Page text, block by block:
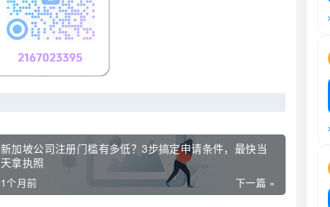
新加坡公司注册门槛有多低？3步搞定申请条件，最快当
天拿执照
下一篇 »
1个月前